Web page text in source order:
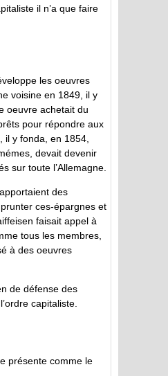
il n’a que faire
les oeuvres
voisine en 1849, il y
oeuvre achetait du
pour répondre aux
y fonda, en 1854,
devait devenir
sur toute l’Allemagne.
des
ces-épargnes et
faisait appel à
tous les membres,
à des oeuvres
de défense des
capitaliste.
présente comme le